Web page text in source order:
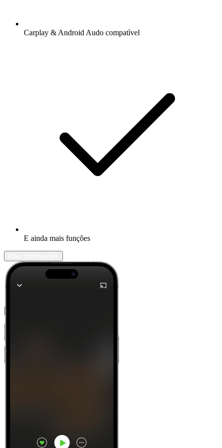
Carplay & Android Audo compatìvel
E ainda mais funções